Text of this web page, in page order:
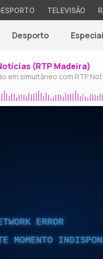
TELEVISÃO
Desporto
(RTP Madeira)
em simultâneo com RTP
ERROR
MOMENTO